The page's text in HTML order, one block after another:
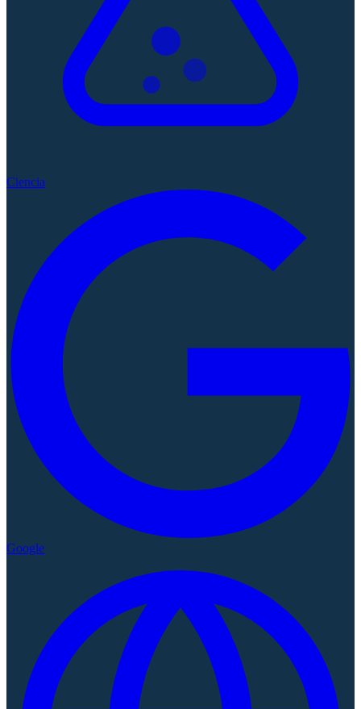
Ciencia
Google